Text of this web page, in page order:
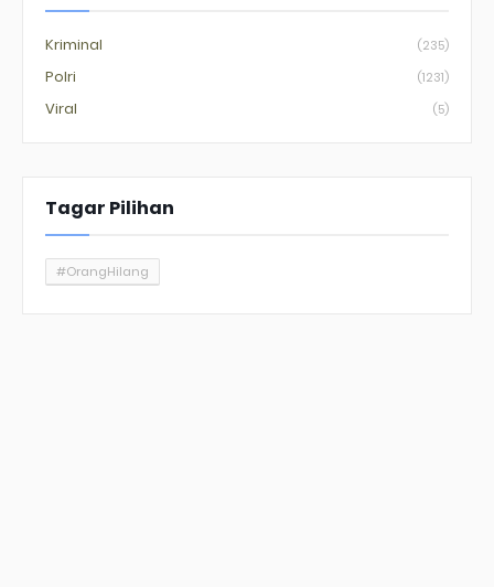
Kriminal (235)
Polri (1231)
Viral (5)
Tagar Pilihan
#OrangHilang